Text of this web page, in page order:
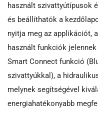
használt szivattyútípusok
és beállíthatók a
nyitja meg az applikációt,
használt funkciók
Smart Connect funkció
szivattyúkkal), a
melynek segítségével
energiahatékonyabb